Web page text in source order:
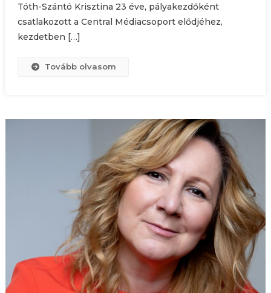
Tóth-Szántó Krisztina 23 éve, pályakezdőként
csatlakozott a Central Médiacsoport elődjéhez,
kezdetben […]
Tovább olvasom